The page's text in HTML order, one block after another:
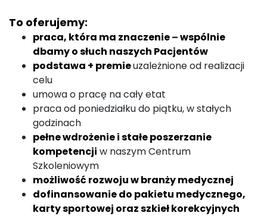
To oferujemy:
praca, która ma znaczenie–wspólnie
dbamy o słuch naszych Pacjentów
podstawa + premieuzależnione od realizacji
celu
umowa o pracę na cały etat
praca od poniedziałku do piątku, w stałych
godzinach
pełne wdrożenie i stałe poszerzanie
kompetencji w naszym Centrum
Szkoleniowym
możliwość rozwoju w branży medycznej
dofinansowanie do pakietu medycznego,
karty sportowej oraz szkieł korekcyjnych